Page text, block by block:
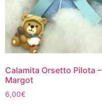
Calamita Orsetto Pilota –
Margot
6,00€